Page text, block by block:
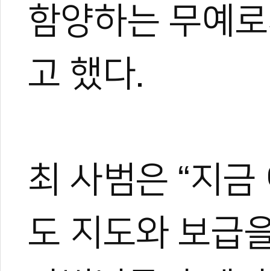
함양하는 무예
고 했다.
최 사범은 “지
도 지도와 보급